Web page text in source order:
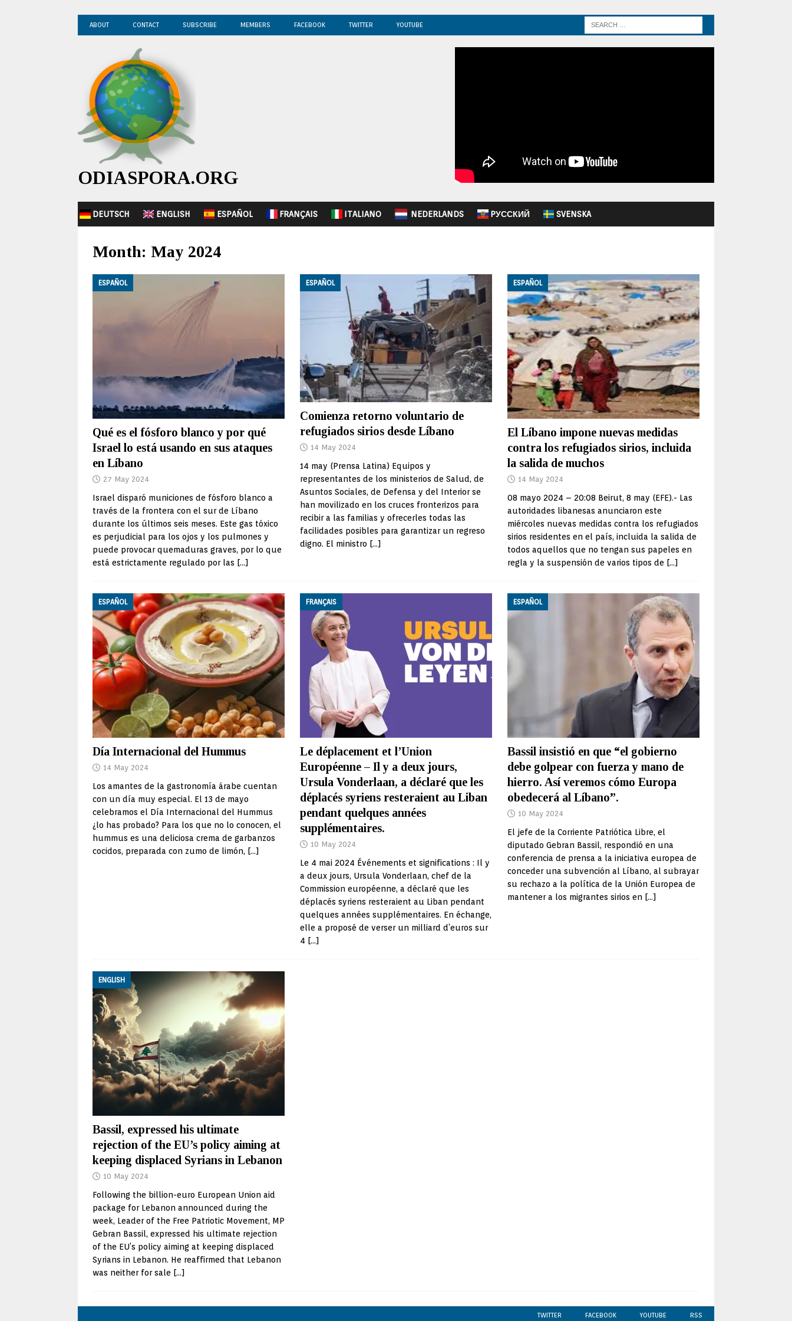
ABOUT CONTACT SUBSCRIBE MEMBERS FACEBOOK TWITTER YOUTUBE
ODIASPORA.ORG
DEUTSCH ENGLISH ESPAÑOL FRANÇAIS ITALIANO NEDERLANDS PУССКИЙ SVENSKA
Month: May 2024
ESPAÑOL
Qué es el fósforo blanco y por qué
Israel lo está usando en sus ataques
en Líbano
27 May 2024
Israel disparó municiones de fósforo blanco a
través de la frontera con el sur de Líbano
durante los últimos seis meses. Este gas tóxico
es perjudicial para los ojos y los pulmones y
puede provocar quemaduras graves, por lo que
está estrictamente regulado por las […]
ESPAÑOL
Comienza retorno voluntario de
refugiados sirios desde Líbano
14 May 2024
14 may (Prensa Latina) Equipos y
representantes de los ministerios de Salud, de
Asuntos Sociales, de Defensa y del Interior se
han movilizado en los cruces fronterizos para
recibir a las familias y ofrecerles todas las
facilidades posibles para garantizar un regreso
digno. El ministro […]
ESPAÑOL
El Líbano impone nuevas medidas
contra los refugiados sirios, incluida
la salida de muchos
14 May 2024
08 mayo 2024 – 20:08 Beirut, 8 may (EFE).- Las
autoridades libanesas anunciaron este
miércoles nuevas medidas contra los refugiados
sirios residentes en el país, incluida la salida de
todos aquellos que no tengan sus papeles en
regla y la suspensión de varios tipos de […]
ESPAÑOL
Día Internacional del Hummus
14 May 2024
Los amantes de la gastronomía árabe cuentan
con un día muy especial. El 13 de mayo
celebramos el Día Internacional del Hummus
¿lo has probado? Para los que no lo conocen, el
hummus es una deliciosa crema de garbanzos
cocidos, preparada con zumo de limón, […]
FRANÇAIS
Le déplacement et l’Union
Européenne – Il y a deux jours,
Ursula Vonderlaan, a déclaré que les
déplacés syriens resteraient au Liban
pendant quelques années
supplémentaires.
10 May 2024
Le 4 mai 2024 Événements et significations : Il y
a deux jours, Ursula Vonderlaan, chef de la
Commission européenne, a déclaré que les
déplacés syriens resteraient au Liban pendant
quelques années supplémentaires. En échange,
elle a proposé de verser un milliard d’euros sur
4 […]
ESPAÑOL
Bassil insistió en que “el gobierno
debe golpear con fuerza y mano de
hierro. Así veremos cómo Europa
obedecerá al Líbano”.
10 May 2024
El jefe de la Corriente Patriótica Libre, el
diputado Gebran Bassil, respondió en una
conferencia de prensa a la iniciativa europea de
conceder una subvención al Líbano, al subrayar
su rechazo a la política de la Unión Europea de
mantener a los migrantes sirios en […]
ENGLISH
Bassil, expressed his ultimate
rejection of the EU’s policy aiming at
keeping displaced Syrians in Lebanon
10 May 2024
Following the billion-euro European Union aid
package for Lebanon announced during the
week, Leader of the Free Patriotic Movement, MP
Gebran Bassil, expressed his ultimate rejection
of the EU’s policy aiming at keeping displaced
Syrians in Lebanon. He reaffirmed that Lebanon
was neither for sale […]
TWITTER FACEBOOK YOUTUBE RSS